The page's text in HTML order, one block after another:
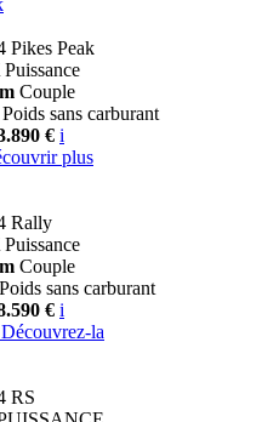
Pikes Peak
Puissance
Couple
Poids sans carburant
€ i
plus
Rally
Puissance
Couple
Poids sans carburant
€ i
Découvrez-la
RS